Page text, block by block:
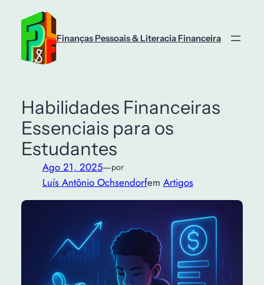
conteúdo
Finanças Pessoais & Literacia Financeira
Habilidades Financeiras
Essenciais para os
Estudantes
Ago 21, 2025—por
Luís Antônio Ochsendorfem Artigos